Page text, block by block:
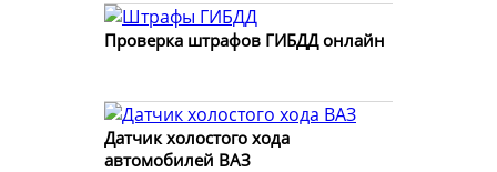
Проверка штрафов ГИБДД онлайн
Датчик холостого хода
автомобилей ВАЗ